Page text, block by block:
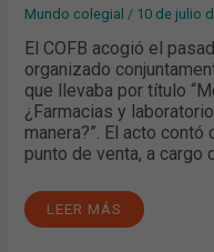
Mundo colegial / 10 de julio
El COFB acogió el
organizado
que llevaba por título
¿Farmacias y
manera?”. El acto
punto de venta, a
LEER MÁS